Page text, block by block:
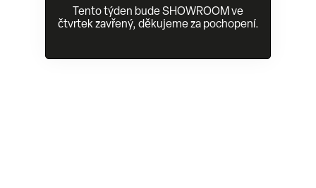
Tento týden bude SHOWROOM ve
čtvrtek zavřený, děkujeme za pochopení.